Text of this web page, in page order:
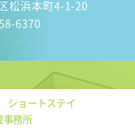
松浜本町4-1-20
6370
ョートステイ
事務所